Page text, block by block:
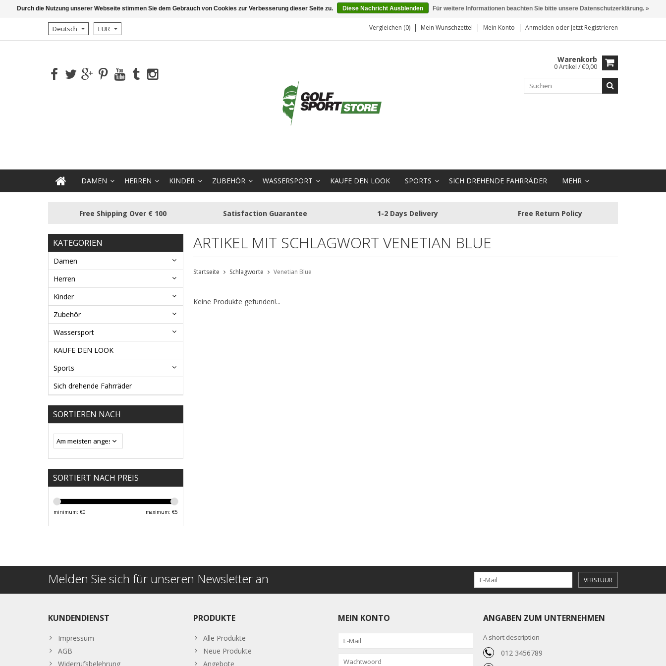
Deutsch EUR Vergleichen (0) Mein Wunschzettel Mein Konto Anmelden oder Jetzt Registrieren
Warenkorb
0 Artikel / €0,00
DAMEN HERREN KINDER ZUBEHÖR WASSERSPORT KAUFE DEN LOOK SPORTS SICH DREHENDE FAHRRÄDER MEHR
Free Shipping Over € 100 Satisfaction Guarantee 1-2 Days Delivery Free Return Policy
KATEGORIEN
Damen
Herren
Kinder
Zubehör
Wassersport
KAUFE DEN LOOK
Sports
Sich drehende Fahrräder
SORTIEREN NACH
SORTIERT NACH PREIS
minimum: €0 maximum: €5
ARTIKEL MIT SCHLAGWORT VENETIAN BLUE
Startseite Schlagworte Venetian Blue
Keine Produkte gefunden!...
Melden Sie sich für unseren Newsletter an VERSTUUR
KUNDENDIENST
Impressum
AGB
Widerrufsbelehrung
PRODUKTE
Alle Produkte
Neue Produkte
Angebote
MEIN KONTO ANGABEN ZUM UNTERNEHMEN
A short description
012 3456789
Durch die Nutzung unserer Webseite stimmen Sie dem Gebrauch von Cookies zur Verbesserung dieser Seite zu. Diese Nachricht Ausblenden Für weitere Informationen beachten Sie bitte unsere Datenschutzerklärung. »